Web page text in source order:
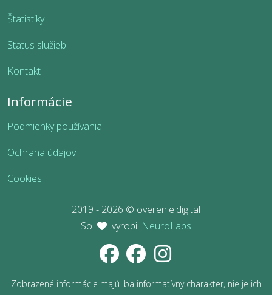
Štatistiky
Status služieb
Kontakt
Informácie
Podmienky používania
Ochrana údajov
Cookies
2019 - 2026 © overenie.digital
So
vyrobil NeuroLabs
Zobrazené informácie majú iba informatívny charakter, nie je ich